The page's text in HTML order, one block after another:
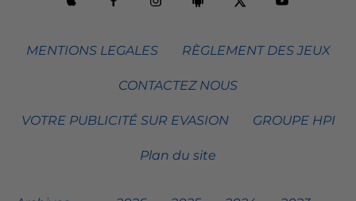
MENTIONS LEGALES RÈGLEMENT DES JEUX
CONTACTEZ NOUS
VOTRE PUBLICITÉ SUR EVASION GROUPE HPI
Plan du site